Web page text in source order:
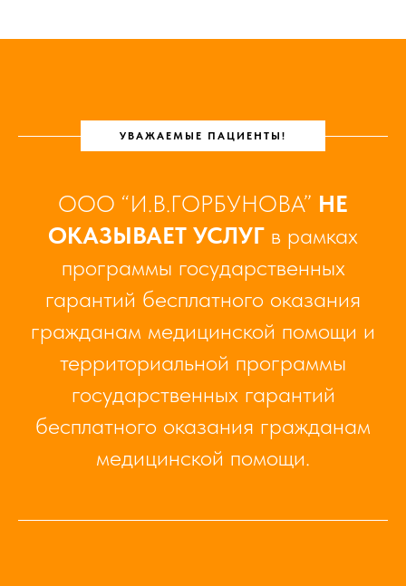
УВАЖАЕМЫЕ ПАЦИЕНТЫ!
ООО “И.В.ГОРБУНОВА” НЕ
ОКАЗЫВАЕТ УСЛУГ в рамках
программы государственных
гарантий бесплатного оказания
гражданам медицинской помощи и
территориальной программы
государственных гарантий
бесплатного оказания гражданам
медицинской помощи.